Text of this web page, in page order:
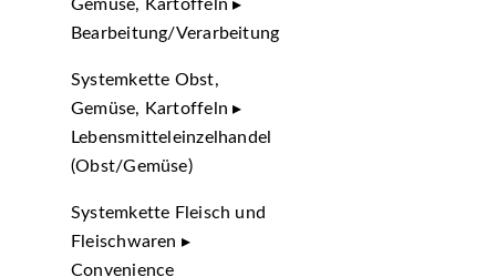
Gemüse, Kartoffeln ▸
Bearbeitung/Verarbeitung
Systemkette Obst,
Gemüse, Kartoffeln ▸
Lebensmitteleinzelhandel
(Obst/Gemüse)
Systemkette Fleisch und
Fleischwaren ▸
Convenience